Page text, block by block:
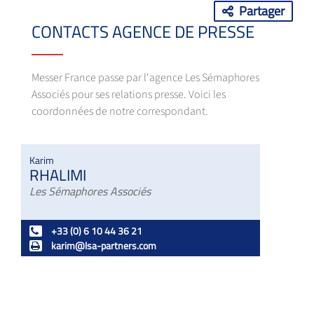
CONTACTS AGENCE DE PRESSE
Messer France passe par l'agence Les Sémaphores
Associés pour ses relations presse. Voici les
coordonnées de notre correspondant.
Karim
RHALIMI
Les Sémaphores Associés
+33 (0) 6 10 44 36 21
karim@lsa-partners.com
Partager